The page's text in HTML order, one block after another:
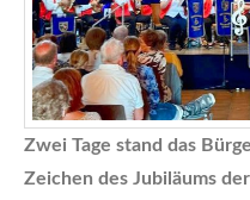
Zwei Tage stand das
Zeichen des Jubiläums